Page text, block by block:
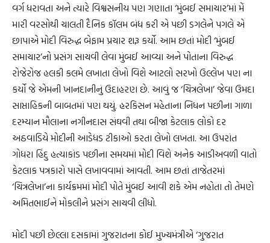
વર્ગ ધરાવતા અને ત્યારે વિશ્વસનીય પણ ગણાતા ‘મુંબઈ સમાચાર’માં મેં
મારી વરસોથી ચાલતી દૈનિક કૉલમ બંધ કરી એ પછી ડગલેને પગલે એ
છાપાએ મોદી વિરુદ્ધ બેફામ પ્રચાર શરૂ કર્યો. આમ છતાં મોદી ‘મુંબઈ
સમાચાર’નો પ્રસંગ સાચવી લેવા મુંબઈ આવ્યા અને પોતાના વિરુદ્ધ
રોજેરોજ હલકી કલમે લખાતા લેખો વિશે આટલો સરખો ઉલ્લેખ પણ ના
કર્યો જે એમની ખાનદાનીનું ઉદાહરણ છે. આવું જ ‘ચિત્રલેખા’ જેવા ઉમદા
સાપ્તાહિકની બાબતમાં પણ થયું. હરકિસન મહેતાના નિધન પછીના ગાળા
દરમ્યાન મૌલાના નગીનદાસ સંઘવી તથા બીજા કેટલાક લોકો દર
અઠવાડિયે મોદીની આડેધડ ટીકાઓ કરતા લેખો લખતા. આ ઉપરાંત
ગોધરા હિંદુ હત્યાકાંડ પછીના સમયમાં મોદી વિશે અનેક આડીઅવળી વાતો
કેટલાક પત્રકારો પાસે લખાવવામાં આવતી. આમ છતાં તાજેતરમાં
‘ચિત્રલેખા’ના કાર્યક્રમમાં મોદી પોતે મુંબઈ આવી શકે એમ નહોતા તો તેમણે
અમિતભાઈને મોકલીને પ્રસંગ સાચવી લીધો.
મોદી પછી છેલ્લા દસકામાં ગુજરાતના કોઈ મુખ્યમંત્રીએ ‘ગુજરાત